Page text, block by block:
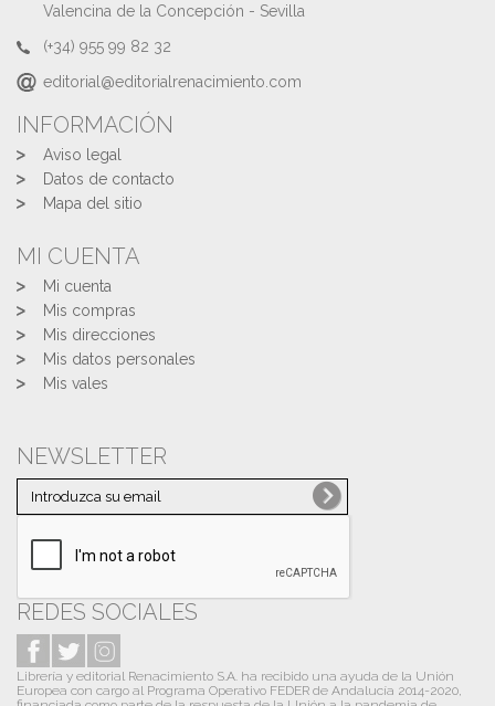
Valencina de la Concepción - Sevilla
(+34) 955 99 82 32
editorial@editorialrenacimiento.com
INFORMACIÓN
Aviso legal
Datos de contacto
Mapa del sitio
MI CUENTA
Mi cuenta
Mis compras
Mis direcciones
Mis datos personales
Mis vales
NEWSLETTER
REDES SOCIALES
Librería y editorial Renacimiento S.A. ha recibido una ayuda de la Unión
Europea con cargo al Programa Operativo FEDER de Andalucía 2014-2020,